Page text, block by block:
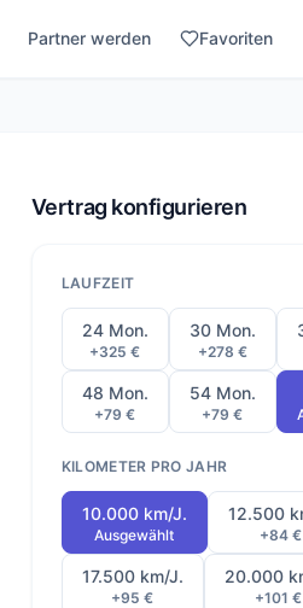
Partner werden Favoriten
Vertrag konfigurieren
LAUFZEIT
24 Mon.
+325 €
30 Mon.
+278 €
48 Mon.
+79 €
54 Mon.
+79 €
KILOMETER PRO JAHR
10.000 km/J.
Ausgewählt
12.500
+84 €
17.500 km/J.
+95 €
20.000
+101 €